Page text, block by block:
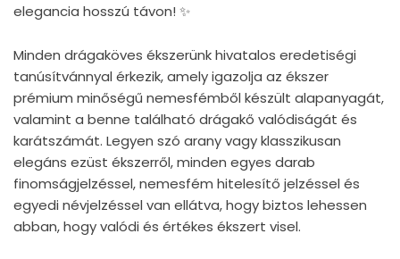
elegancia hosszú távon! ✨
Minden drágaköves ékszerünk hivatalos eredetiségi
tanúsítvánnyal érkezik, amely igazolja az ékszer
prémium minőségű nemesfémből készült alapanyagát,
valamint a benne található drágakő valódiságát és
karátszámát. Legyen szó arany vagy klasszikusan
elegáns ezüst ékszerről, minden egyes darab
finomságjelzéssel, nemesfém hitelesítő jelzéssel és
egyedi névjelzéssel van ellátva, hogy biztos lehessen
abban, hogy valódi és értékes ékszert visel.